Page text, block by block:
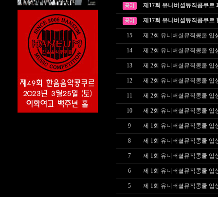
제17회 유니버셜뮤직콩쿠르
제17회 유니버셜뮤직콩쿠르
15 제 2회 유니버셜뮤직콩쿨 입
14 제 2회 유니버셜뮤직콩쿨
13 제 2회 유니버셜뮤직콩쿨 입
12 제 2회 유니버셜뮤직콩쿨 입
11 제 2회 유니버셜뮤직콩쿨 입
10 제 2회 유니버셜뮤직콩쿨 입
9 제 1회 유니버셜뮤직콩쿨 입
8 제 1회 유니버셜뮤직콩쿨 입
7 제 1회 유니버셜뮤직콩쿨 입
6 제 1회 유니버셜뮤직콩쿨 입
5 제 1회 유니버셜뮤직콩쿨 입